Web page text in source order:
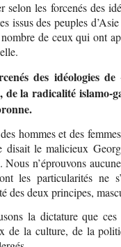
selon les forcenés des
issus des peuples
de ceux qui ont
des idéologies
de la radicalité islamo-
hommes et des
disait le malicieux
Nous n’éprouvons
les particularités ne
des deux principes,
la dictature que
de la culture, de la